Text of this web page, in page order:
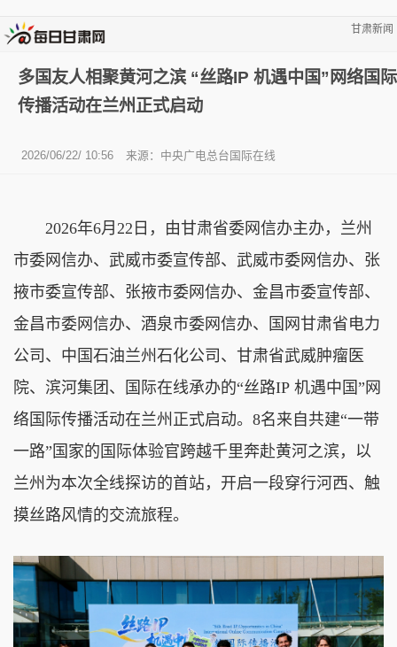
甘肃新闻
多国友人相聚黄河之滨 “丝路IP 机遇中国”网络国际
传播活动在兰州正式启动
2026/06/22/ 10:56 来源：中央广电总台国际在线
2026年6月22日，由甘肃省委网信办主办，兰州
市委网信办、武威市委宣传部、武威市委网信办、张
掖市委宣传部、张掖市委网信办、金昌市委宣传部、
金昌市委网信办、酒泉市委网信办、国网甘肃省电力
公司、中国石油兰州石化公司、甘肃省武威肿瘤医
院、滨河集团、国际在线承办的“丝路IP 机遇中国”网
络国际传播活动在兰州正式启动。8名来自共建“一带
一路”国家的国际体验官跨越千里奔赴黄河之滨，以
兰州为本次全线探访的首站，开启一段穿行河西、触
摸丝路风情的交流旅程。